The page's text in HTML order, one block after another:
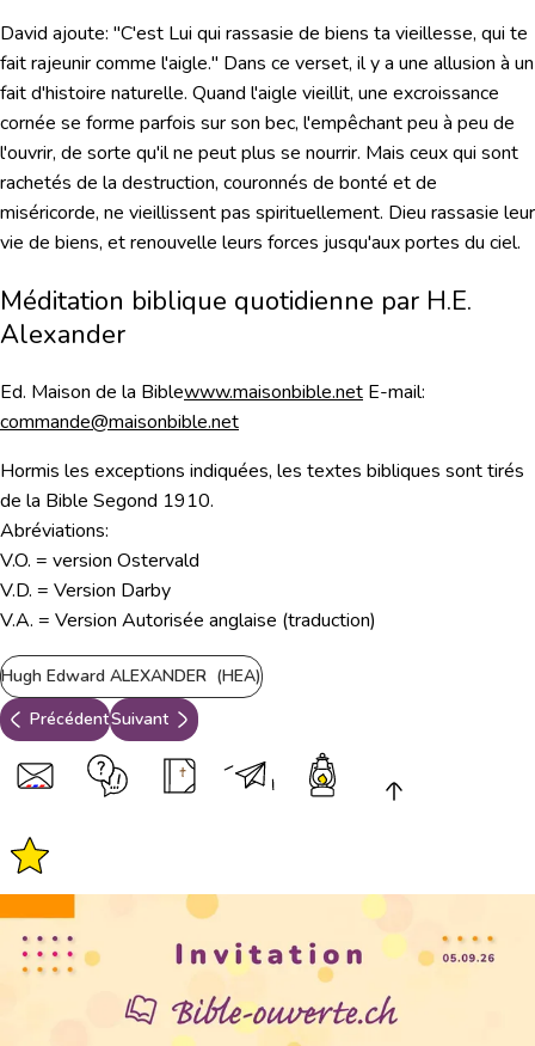
David ajoute: "C'est Lui qui rassasie de biens ta vieillesse, qui te
fait rajeunir comme l'aigle." Dans ce verset, il y a une allusion à un
fait d'histoire naturelle. Quand l'aigle vieillit, une excroissance
cornée se forme parfois sur son bec, l'empêchant peu à peu de
l'ouvrir, de sorte qu'il ne peut plus se nourrir. Mais ceux qui sont
rachetés de la destruction, couronnés de bonté et de
miséricorde, ne vieillissent pas spirituellement. Dieu rassasie leur
vie de biens, et renouvelle leurs forces jusqu'aux portes du ciel.
Méditation biblique quotidienne par H.E.
Alexander
Ed. Maison de la Biblewww.maisonbible.net E-mail:
commande@maisonbible.net
Hormis les exceptions indiquées, les textes bibliques sont tirés
de la Bible Segond 1910.
Abréviations:
V.O. = version Ostervald
V.D. = Version Darby
V.A. = Version Autorisée anglaise (traduction)
Hugh Edward ALEXANDER (HEA)
PrécédentSuivant